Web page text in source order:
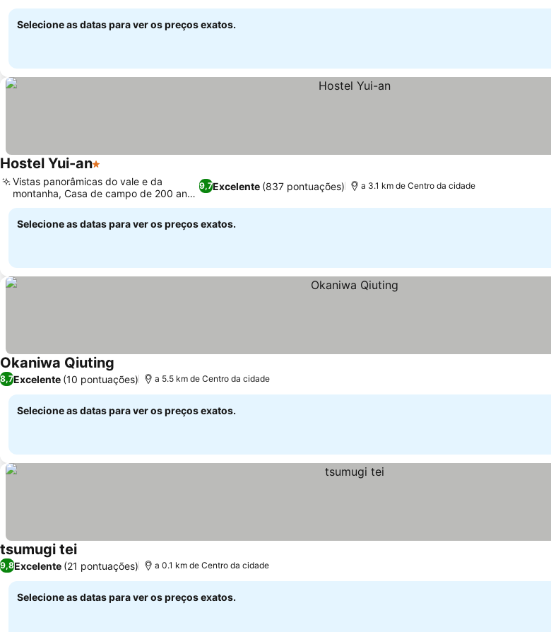
Selecione as datas para ver os preços exatos.
Hostel Yui-an1 Estrelas
9,7Excelente (837 pontuações)
Vistas panorâmicas do vale e da
montanha, Casa de campo de 200 anos
renovada
a 3.1 km de Centro da cidade
Selecione as datas para ver os preços exatos.
Okaniwa Qiuting Ver preços
8,7Excelente (10 pontuações) a 5.5 km de Centro da cidade
Selecione as datas para ver os preços exatos.
tsumugi teiVer preços
9,8Excelente (21 pontuações) a 0.1 km de Centro da cidade
Selecione as datas para ver os preços exatos.